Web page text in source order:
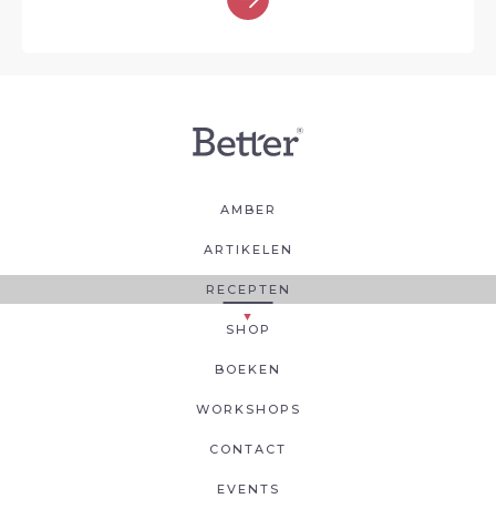
AMBER
ARTIKELEN
RECEPTEN
SHOP
BOEKEN
WORKSHOPS
CONTACT
EVENTS